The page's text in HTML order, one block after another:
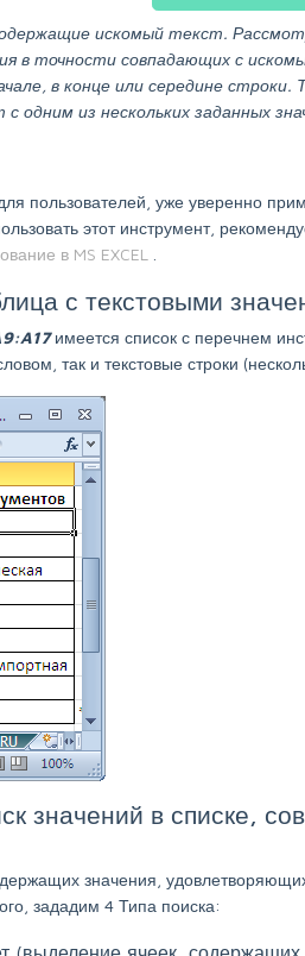
искомый текст.
в точности совпадающих с
в конце или середине строки.
с одним из нескольких заданных
пользователей, уже уверенно
этот инструмент,
в MS EXCEL
с текстовыми
имеется список с перечнем
так и текстовые строки
значений в списке,
значения,
зададим 4 Типа поиска: